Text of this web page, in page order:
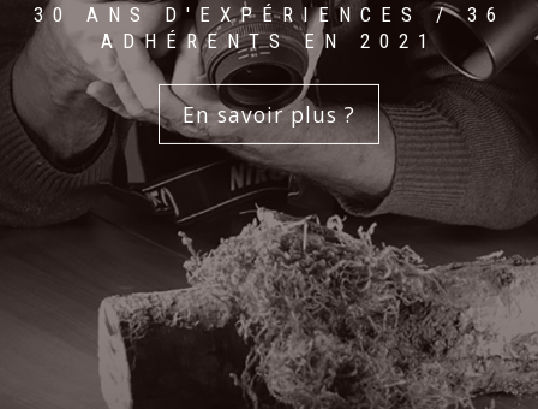
30 ANS D'EXPÉRIENCES / 36
ADHÉRENTS EN 2021
En savoir plus ?